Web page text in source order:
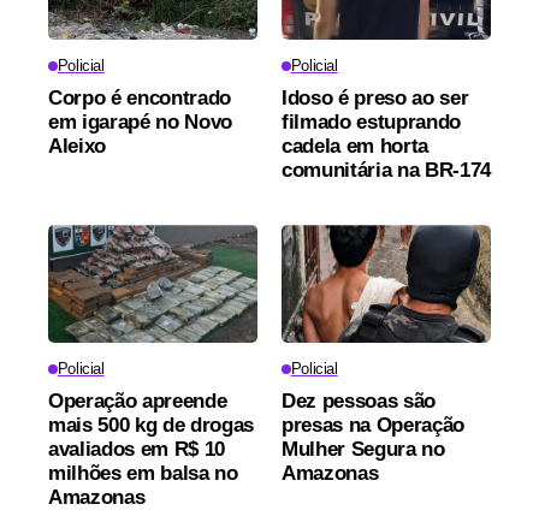
Policial
Corpo é encontrado
em igarapé no Novo
Aleixo
Policial
Idoso é preso ao ser
filmado estuprando
cadela em horta
comunitária na BR-174
Policial
Operação apreende
mais 500 kg de drogas
avaliados em R$ 10
milhões em balsa no
Amazonas
Policial
Dez pessoas são
presas na Operação
Mulher Segura no
Amazonas